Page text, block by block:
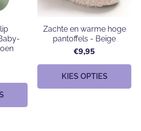
Zachte en warme hoge
pantoffels - Beige
€9,95
KIES OPTIES